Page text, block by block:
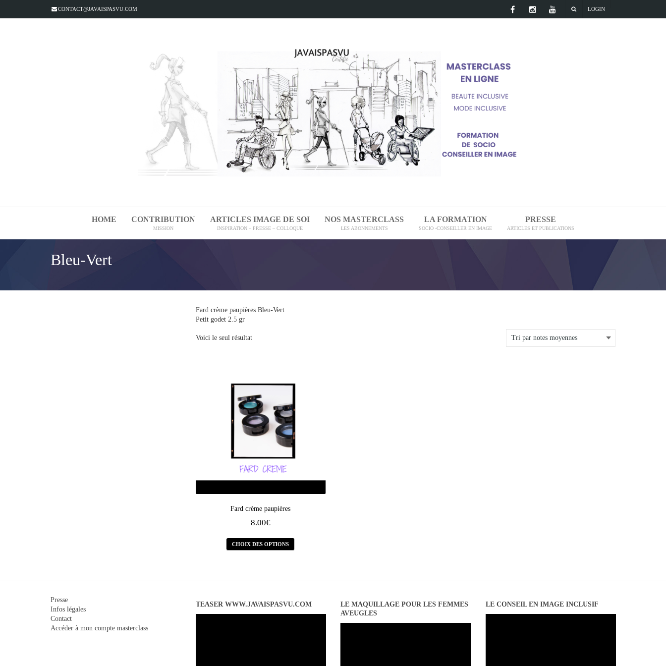
CONTACT@JAVAISPASVU.COM LOGIN
HOME CONTRIBUTION
MISSION
ARTICLES IMAGE DE SOI
INSPIRATION – PRESSE – COLLOQUE
NOS MASTERCLASS
LES ABONNEMENTS
LA FORMATION
SOCIO -CONSEILLER EN IMAGE
PRESSE
ARTICLES ET PUBLICATIONS
Bleu-Vert
Fard crème paupières Bleu-Vert
Petit godet 2.5 gr
Voici le seul résultat
Fard crème paupières
8.00€
CHOIX DES OPTIONS
Presse
Infos légales
Contact
Accéder à mon compte masterclass
TEASER WWW.JAVAISPASVU.COM
LE MAQUILLAGE POUR LES FEMMES
AVEUGLES
LE CONSEIL EN IMAGE INCLUSIF